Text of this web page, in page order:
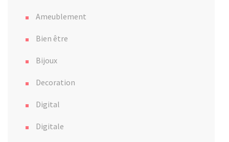
Ameublement
Bien être
Bijoux
Decoration
Digital
Digitale